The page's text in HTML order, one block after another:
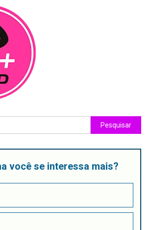
você se interessa mais?